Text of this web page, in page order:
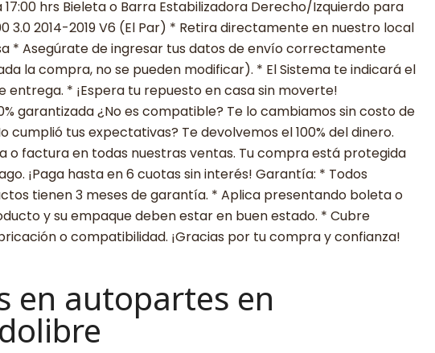
17:00 hrs Bieleta o Barra Estabilizadora Derecho/Izquierdo para
3.0 2014-2019 V6 (El Par) * Retira directamente en nuestro local
* Asegúrate de ingresar tus datos de envío correctamente
la compra, no se pueden modificar). * El Sistema te indicará el
entrega. * ¡Espera tu repuesto en casa sin moverte!
garantizada ¿No es compatible? Te lo cambiamos sin costo de
cumplió tus expectativas? Te devolvemos el 100% del dinero.
o factura en todas nuestras ventas. Tu compra está protegida
¡Paga hasta en 6 cuotas sin interés! Garantía: * Todos
tienen 3 meses de garantía. * Aplica presentando boleta o
y su empaque deben estar en buen estado. * Cubre
o compatibilidad. ¡Gracias por tu compra y confianza!
en autopartes en